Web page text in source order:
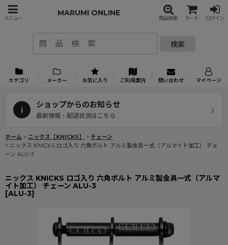
メニュー
MARUMI ONLINE
商品検索 カート ログイン
検索
カテゴリ メーカー お気に入り ご利用案内 問い合わせ マイページ
i
ショップからのお知らせ
最新情報・配送状況はこちら ›
ホーム > ニックス【KNICKS】 > チェーン
> ニックス KNICKS ロゴ入り 六角ボルト アルミ製金具一式（アルマイト加工） チェ
ーン ALU-3
ニックス KNICKS ロゴ入り 六角ボルト アルミ製金具一式（アルマ
イト加工） チェーン ALU-3
[ALU-3]